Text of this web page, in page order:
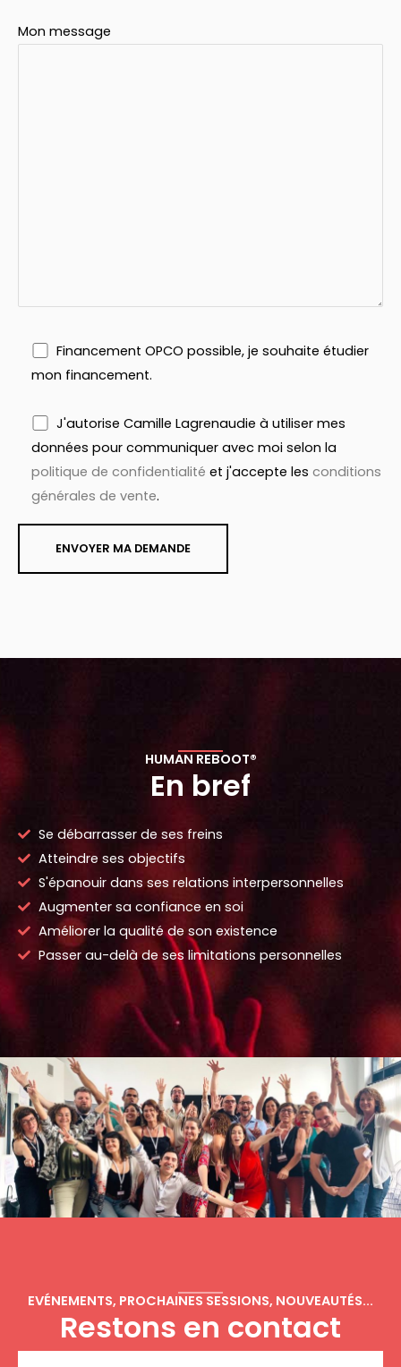
Mon message
Financement OPCO possible, je souhaite étudier
mon financement.
J'autorise Camille Lagrenaudie à utiliser mes
données pour communiquer avec moi selon la
politique de confidentialité et j'accepte les conditions
générales de vente.
HUMAN REBOOT®
En bref
Se débarrasser de ses freins
Atteindre ses objectifs
S'épanouir dans ses relations interpersonnelles
Augmenter sa confiance en soi
Améliorer la qualité de son existence
Passer au-delà de ses limitations personnelles
EVÉNEMENTS, PROCHAINES SESSIONS, NOUVEAUTÉS...
Restons en contact